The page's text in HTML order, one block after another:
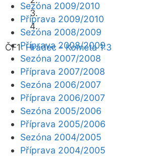
ČF1:Hradec - Kometa 1:3
Sezóna 2009/2010
Příprava 2009/2010
Sezóna 2008/2009
Příprava 2008/2009
Sezóna 2007/2008
Příprava 2007/2008
Sezóna 2006/2007
Příprava 2006/2007
Sezóna 2005/2006
Příprava 2005/2006
Sezóna 2004/2005
Příprava 2004/2005